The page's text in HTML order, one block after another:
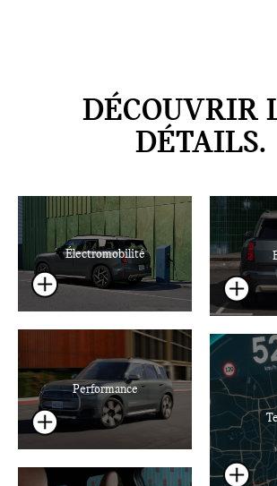
DÉCOUVRIR
DÉTAILS.
Électromobilité
Performance